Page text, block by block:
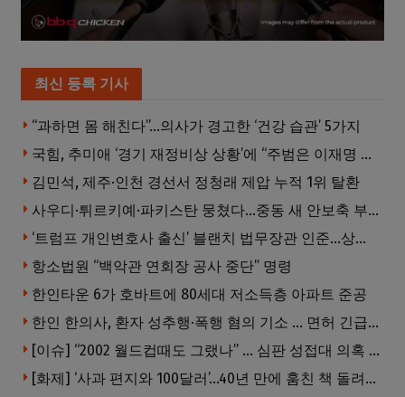
최신 등록 기사
“과하면 몸 해친다”…의사가 경고한 ‘건강 습관’ 5가지
국힘, 추미애 ‘경기 재정비상 상황’에 “주범은 이재명 전 지사”
김민석, 제주·인천 경선서 정청래 제압 누적 1위 탈환
사우디·튀르키예·파키스탄 뭉쳤다…중동 새 안보축 부상하나
‘트럼프 개인변호사 출신’ 블랜치 법무장관 인준…상원 50대49 가결
항소법원 “백악관 연회장 공사 중단” 명령
한인타운 6가 호바트에 80세대 저소득층 아파트 준공
한인 한의사, 환자 성추행·폭행 혐의 기소 … 면허 긴급정지
[이슈] “2002 월드컵때도 그랬나” … 심판 성접대 의혹 해외로 일파만파, 4강 신화까지 불똥
[화제] ‘사과 편지와 100달러’…40년 만에 훔친 책 돌려준 절도범